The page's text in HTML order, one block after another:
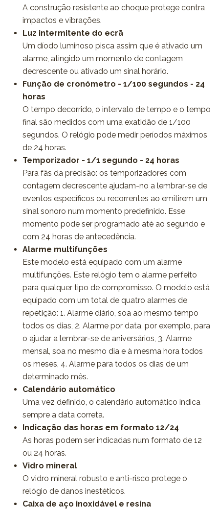
A construção resistente ao choque protege contra
impactos e vibrações.
Luz intermitente do ecrã
Um díodo luminoso pisca assim que é ativado um
alarme, atingido um momento de contagem
decrescente ou ativado um sinal horário.
Função de cronómetro - 1/100 segundos - 24
horas
O tempo decorrido, o intervalo de tempo e o tempo
final são medidos com uma exatidão de 1/100
segundos. O relógio pode medir períodos máximos
de 24 horas.
Temporizador - 1/1 segundo - 24 horas
Para fãs da precisão: os temporizadores com
contagem decrescente ajudam-no a lembrar-se de
eventos específicos ou recorrentes ao emitirem um
sinal sonoro num momento predefinido. Esse
momento pode ser programado até ao segundo e
com 24 horas de antecedência.
Alarme multifunções
Este modelo está equipado com um alarme
multifunções. Este relógio tem o alarme perfeito
para qualquer tipo de compromisso. O modelo está
equipado com um total de quatro alarmes de
repetição: 1. Alarme diário, soa ao mesmo tempo
todos os dias, 2. Alarme por data, por exemplo, para
o ajudar a lembrar-se de aniversários, 3. Alarme
mensal, soa no mesmo dia e à mesma hora todos
os meses, 4. Alarme para todos os dias de um
determinado mês.
Calendário automático
Uma vez definido, o calendário automático indica
sempre a data correta.
Indicação das horas em formato 12/24
As horas podem ser indicadas num formato de 12
ou 24 horas.
Vidro mineral
O vidro mineral robusto e anti-risco protege o
relógio de danos inestéticos.
Caixa de aço inoxidável e resina